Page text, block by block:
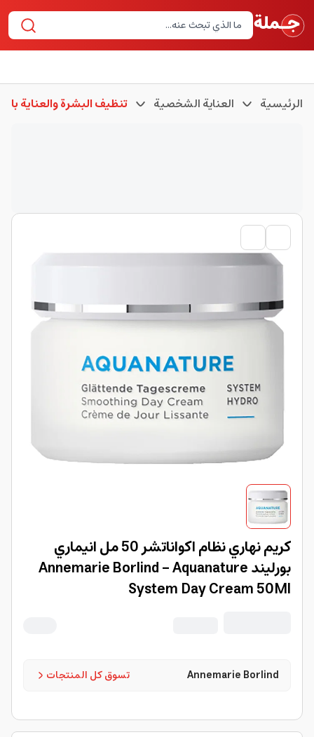
الرئيسية العناية الشخصية تنظيف البشرة والعناية
كريم نهاري نظام اكواناتشر 50 مل انيماري
بورليند Annemarie Borlind - Aquanature
System Day Cream 50Ml
تسوق كل المنتجات Annemarie Borlind